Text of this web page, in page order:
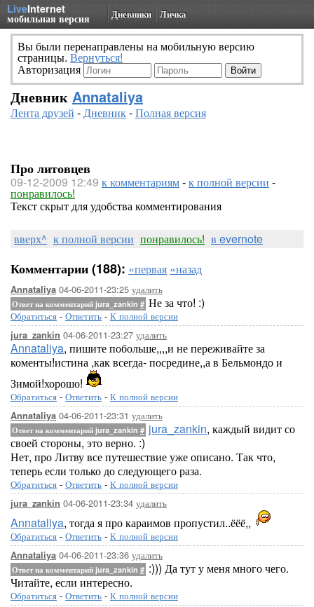
LiveInternet
мобильная версия Дневники Личка
Вы были перенаправлены на мобильную версию
страницы. Вернуться!
Авторизация
Дневник Annataliya
Лента друзей -Дневник-Полная версия
Про литовцев
09-12-2009 12:49 к комментариям-к полной версии -
понравилось!
Текст скрыт для удобства комментирования
вверх^ к полной версии понравилось! в evernote
Комментарии (188): «первая «назад
Annataliya 04-06-2011-23:25 удалить
Ответ на комментарий jura_zankin # Не за что! :)
Обратиться - Ответить - К полной версии
jura_zankin 04-06-2011-23:27 удалить
Annataliya, пишите побольше,,,,и не переживайте за
коменты!истина ,как всегда- посредине,,а в Бельмондо и
Зимой!хорошо!
Обратиться - Ответить - К полной версии
Annataliya 04-06-2011-23:31 удалить
Ответ на комментарий jura_zankin # jura_zankin, каждый видит со
своей стороны, это верно. :)
Нет, про Литву все путешествие уже описано. Так что,
теперь если только до следующего раза.
Обратиться - Ответить - К полной версии
jura_zankin 04-06-2011-23:34 удалить
Annataliya, тогда я про караимов пропустил..ёёё,,
Обратиться - Ответить - К полной версии
Annataliya 04-06-2011-23:36 удалить
Ответ на комментарий jura_zankin # :))) Да тут у меня много чего.
Читайте, если интересно.
Обратиться - Ответить - К полной версии